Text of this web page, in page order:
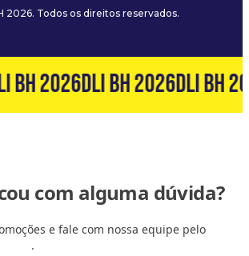
2026. Todos os direitos reservados.
BH 2026DLI BH 2026DLI BH
com alguma dúvida?
e fale com nossa equipe pelo
.